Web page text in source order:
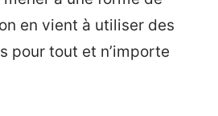
en vient à utiliser des
pour tout et n’importe